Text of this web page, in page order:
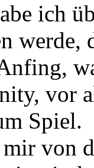
ich
werde,
vor
Spiel.
von